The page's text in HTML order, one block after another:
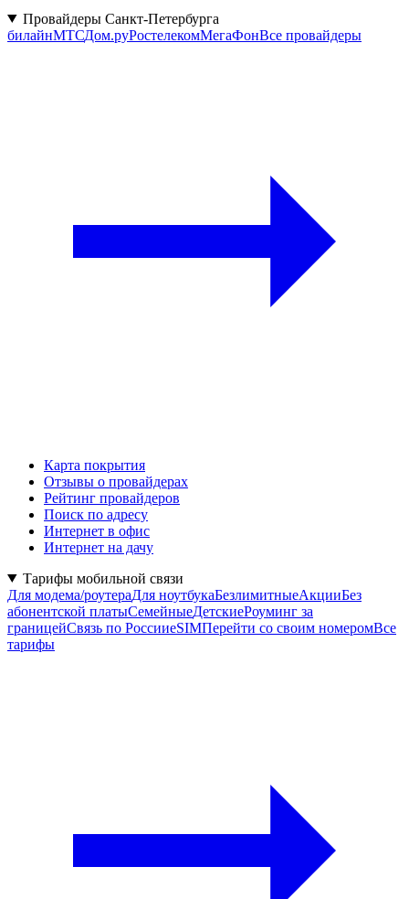
Провайдеры Санкт-Петербурга
билайнМТСДом.руРостелекомМегаФонВсе провайдеры
Карта покрытия
Отзывы о провайдерах
Рейтинг провайдеров
Поиск по адресу
Интернет в офис
Интернет на дачу
Тарифы мобильной связи
Для модема/роутераДля ноутбукаБезлимитныеАкцииБез
абонентской платыСемейныеДетскиеРоуминг за
границейСвязь по РоссииeSIMПерейти со своим номеромВсе
тарифы